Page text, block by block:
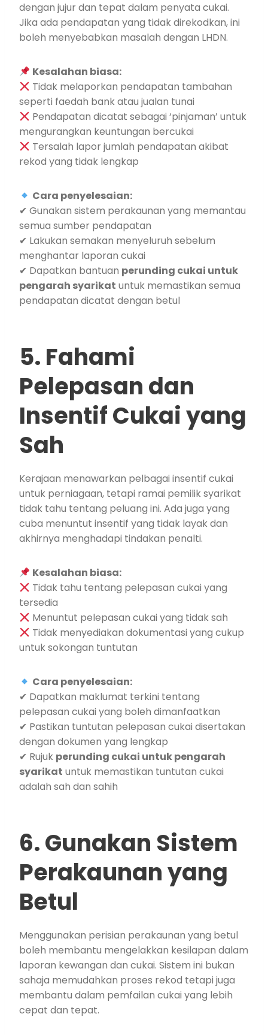
dengan jujur dan tepat dalam penyata cukai.
Jika ada pendapatan yang tidak direkodkan, ini
boleh menyebabkan masalah dengan LHDN.
Kesalahan biasa:
Tidak melaporkan pendapatan tambahan
seperti faedah bank atau jualan tunai
Pendapatan dicatat sebagai ‘pinjaman’ untuk
mengurangkan keuntungan bercukai
Tersalah lapor jumlah pendapatan akibat
rekod yang tidak lengkap
Cara penyelesaian:
✔ Gunakan sistem perakaunan yang memantau
semua sumber pendapatan
✔ Lakukan semakan menyeluruh sebelum
menghantar laporan cukai
✔ Dapatkan bantuan perunding cukai untuk
pengarah syarikat untuk memastikan semua
pendapatan dicatat dengan betul
5. Fahami
Pelepasan dan
Insentif Cukai yang
Sah
Kerajaan menawarkan pelbagai insentif cukai
untuk perniagaan, tetapi ramai pemilik syarikat
tidak tahu tentang peluang ini. Ada juga yang
cuba menuntut insentif yang tidak layak dan
akhirnya menghadapi tindakan penalti.
Kesalahan biasa:
Tidak tahu tentang pelepasan cukai yang
tersedia
Menuntut pelepasan cukai yang tidak sah
Tidak menyediakan dokumentasi yang cukup
untuk sokongan tuntutan
Cara penyelesaian:
✔ Dapatkan maklumat terkini tentang
pelepasan cukai yang boleh dimanfaatkan
✔ Pastikan tuntutan pelepasan cukai disertakan
dengan dokumen yang lengkap
✔ Rujuk perunding cukai untuk pengarah
syarikat untuk memastikan tuntutan cukai
adalah sah dan sahih
6. Gunakan Sistem
Perakaunan yang
Betul
Menggunakan perisian perakaunan yang betul
boleh membantu mengelakkan kesilapan dalam
laporan kewangan dan cukai. Sistem ini bukan
sahaja memudahkan proses rekod tetapi juga
membantu dalam pemfailan cukai yang lebih
cepat dan tepat.